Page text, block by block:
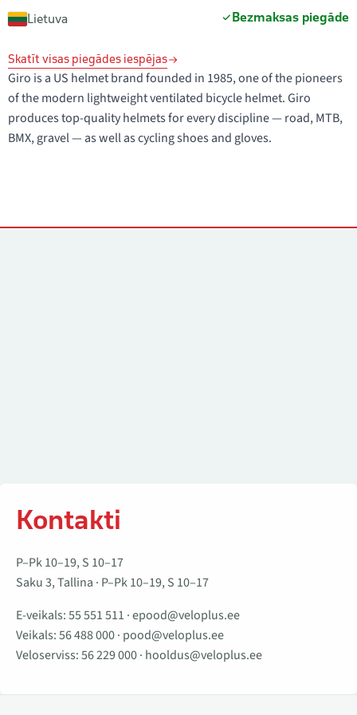
Lietuva Bezmaksas piegāde
Skatīt visas piegādes iespējas
Giro is a US helmet brand founded in 1985, one of the pioneers
of the modern lightweight ventilated bicycle helmet. Giro
produces top-quality helmets for every discipline — road, MTB,
BMX, gravel — as well as cycling shoes and gloves.
Kontakti
P–Pk 10–19, S 10–17
Saku 3, Tallina · P–Pk 10–19, S 10–17
E-veikals:55 551 511 ·epood@veloplus.ee
Veikals:56 488 000· pood@veloplus.ee
Veloserviss:56 229 000· hooldus@veloplus.ee